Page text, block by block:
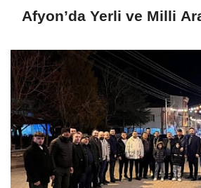
Afyon’da Yerli ve Milli